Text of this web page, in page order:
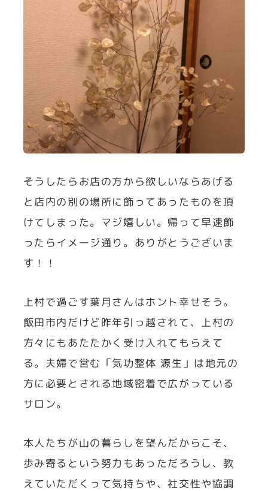
そうしたらお店の方から欲しいならあげる
と店内の別の場所に飾ってあったものを頂
けてしまった。マジ嬉しい。帰って早速飾
ったらイメージ通り。ありがとうございま
す！！
上村で過ごす葉月さんはホント幸せそう。
飯田市内だけど昨年引っ越されて、上村の
方々にもあたたかく受け入れてもらえて
る。夫婦で営む「気功整体 源生」は地元の
方に必要とされる地域密着で広がっている
サロン。
本人たちが山の暮らしを望んだからこそ、
歩み寄るという努力もあっただろうし、教
えていただくって気持ちや、社交性や協調